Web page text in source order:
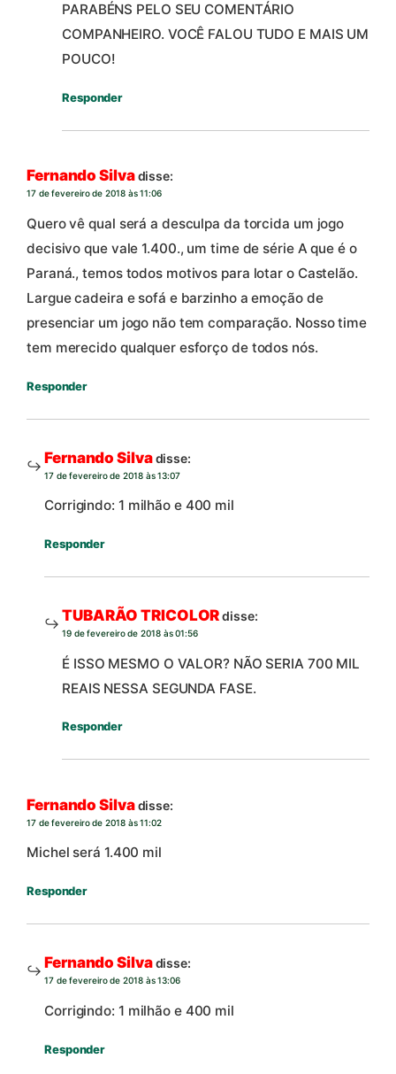
PARABÉNS PELO SEU COMENTÁRIO
COMPANHEIRO. VOCÊ FALOU TUDO E MAIS UM
POUCO!
Responder
Fernando Silvadisse:
17 de fevereiro de 2018 às 11:06
Quero vê qual será a desculpa da torcida um jogo
decisivo que vale 1.400., um time de série A que é o
Paraná., temos todos motivos para lotar o Castelão.
Largue cadeira e sofá e barzinho a emoção de
presenciar um jogo não tem comparação. Nosso time
tem merecido qualquer esforço de todos nós.
Responder
Fernando Silvadisse:
17 de fevereiro de 2018 às 13:07
Corrigindo: 1 milhão e 400 mil
Responder
TUBARÃO TRICOLORdisse:
19 de fevereiro de 2018 às 01:56
É ISSO MESMO O VALOR? NÃO SERIA 700 MIL
REAIS NESSA SEGUNDA FASE.
Responder
Fernando Silvadisse:
17 de fevereiro de 2018 às 11:02
Michel será 1.400 mil
Responder
Fernando Silvadisse:
17 de fevereiro de 2018 às 13:06
Corrigindo: 1 milhão e 400 mil
Responder